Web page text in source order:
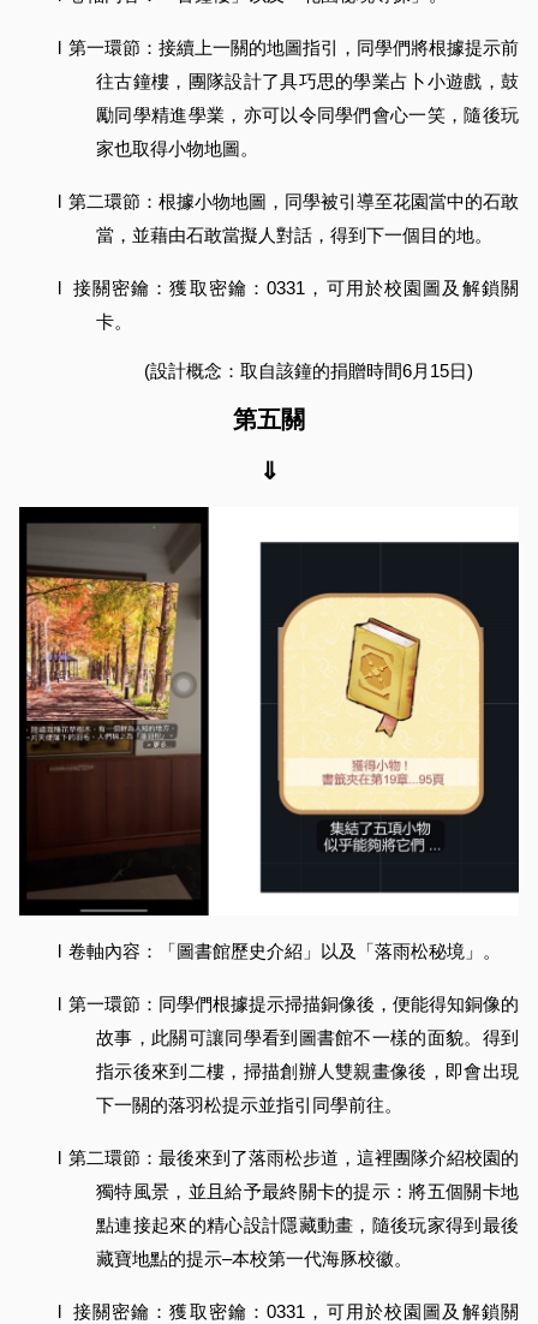
第一環節：接續上一關的地圖指引，同學們將根據提示前
往古鐘樓，團隊設計了具巧思的學業占卜小遊戲，鼓
勵同學精進學業，亦可以令同學們會心一笑，隨後玩
家也取得小物地圖。
第二環節：根據小物地圖，同學被引導至花園當中的石敢
當，並藉由石敢當擬人對話，得到下一個目的地。
接關密鑰：獲取密鑰：0331，可用於校園圖及解鎖關
卡。
(設計概念：取自該鐘的捐贈時間6月15日)
第五關
⇓
卷軸內容：「圖書館歷史介紹」以及「落雨松秘境」。
第一環節：同學們根據提示掃描銅像後，便能得知銅像的
故事，此關可讓同學看到圖書館不一樣的面貌。得到
指示後來到二樓，掃描創辦人雙親畫像後，即會出現
下一關的落羽松提示並指引同學前往。
第二環節：最後來到了落雨松步道，這裡團隊介紹校園的
獨特風景，並且給予最終關卡的提示：將五個關卡地
點連接起來的精心設計隱藏動畫，隨後玩家得到最後
藏寶地點的提示–本校第一代海豚校徽。
接關密鑰：獲取密鑰：0331，可用於校園圖及解鎖關